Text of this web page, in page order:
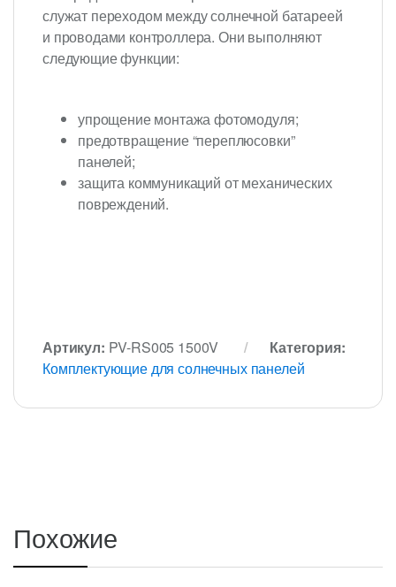
служат переходом между солнечной батареей
и проводами контроллера. Они выполняют
следующие функции:
упрощение монтажа фотомодуля;
предотвращение “переплюсовки”
панелей;
защита коммуникаций от механических
повреждений.
Артикул: PV-RS005 1500V
Категория:
Комплектующие для солнечных панелей
Похожие